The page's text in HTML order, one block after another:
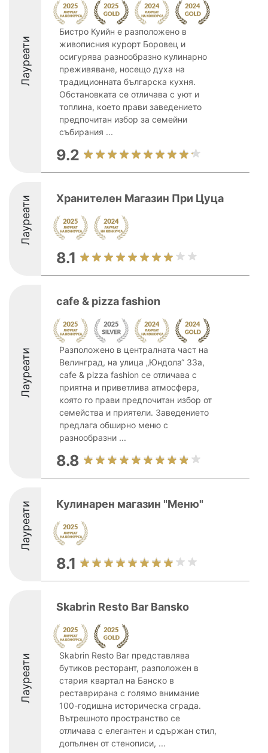
Лауреати
Бистро Куийн е разположено в
живописния курорт Боровец и
осигурява разнообразно кулинарно
преживяване, носещо духа на
традиционната българска кухня.
Обстановката се отличава с уют и
топлина, което прави заведението
предпочитан избор за семейни
събирания ...
9.2
Лауреати Хранителен Магазин При Цуца
8.1
Лауреати
cafe & pizza fashion
Разположено в централната част на
Велинград, на улица „Юндола“ 33а,
cafe & pizza fashion се отличава с
приятна и приветлива атмосфера,
която го прави предпочитан избор от
семейства и приятели. Заведението
предлага обширно меню с
разнообразни ...
8.8
Лауреати Кулинарен магазин "Меню"
8.1
Лауреати
Skabrin Resto Bar Bansko
Skabrin Resto Bar представлява
бутиков ресторант, разположен в
стария квартал на Банско в
реставрирана с голямо внимание
100-годишна историческа сграда.
Вътрешното пространство се
отличава с елегантен и сдържан стил,
допълнен от стенописи, ...